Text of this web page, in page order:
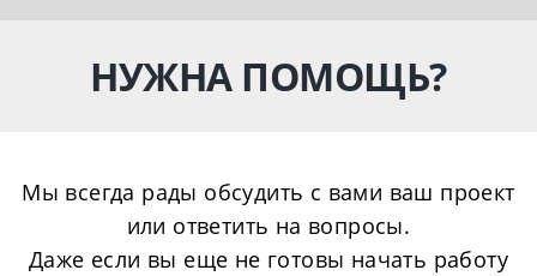
НУЖНА ПОМОЩЬ?
Мы всегда рады обсудить с вами ваш проект
или ответить на вопросы.
Даже если вы еще не готовы начать работу